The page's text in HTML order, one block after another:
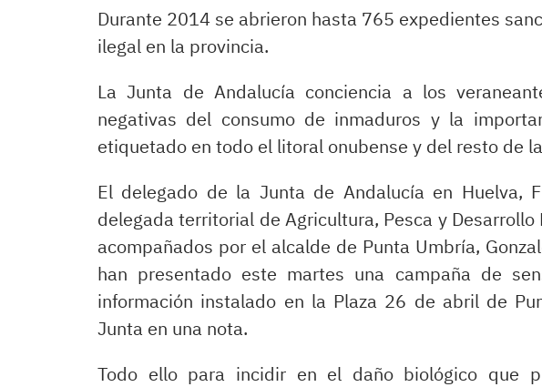
Durante 2014 se abrieron hasta 765 expedientes
ilegal en la provincia.
La Junta de Andalucía conciencia a los
negativas del consumo de inmaduros y la
etiquetado en todo el litoral onubense y del resto de
El delegado de la Junta de Andalucía en Huelva,
delegada territorial de Agricultura, Pesca y Desarrollo
acompañados por el alcalde de Punta Umbría,
han presentado este martes una campaña de
información instalado en la Plaza 26 de abril de
Junta en una nota.
Todo ello para incidir en el daño biológico que